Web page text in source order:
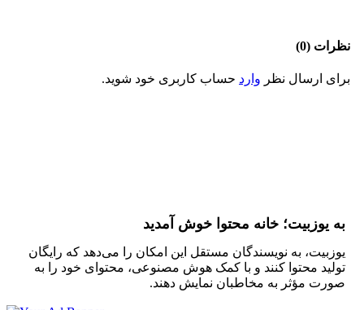
نظرات (0)
برای ارسال نظر وارد حساب کاربری خود شوید.
به یوزبیت؛ خانه محتوا خوش آمدید
یوزبیت، به نویسندگان مستقل این امکان را می‌دهد که رایگان
تولید محتوا کنند و با کمک هوش مصنوعی، محتوای خود را به
صورت مؤثر به مخاطبان نمایش دهند.